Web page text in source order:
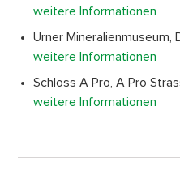
weitere Informationen
Urner
weitere Informationen
Schloss A Pro, A Pro
weitere Informationen